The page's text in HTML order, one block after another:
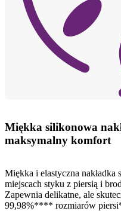
Miękka silikonowa
maksymalny komfort
Miękka i elastyczna
miejscach styku z piersią i
Zapewnia delikatne, ale
99,98%**** rozmiarów